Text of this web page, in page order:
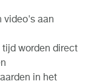
video's aan
tijd worden direct
in het